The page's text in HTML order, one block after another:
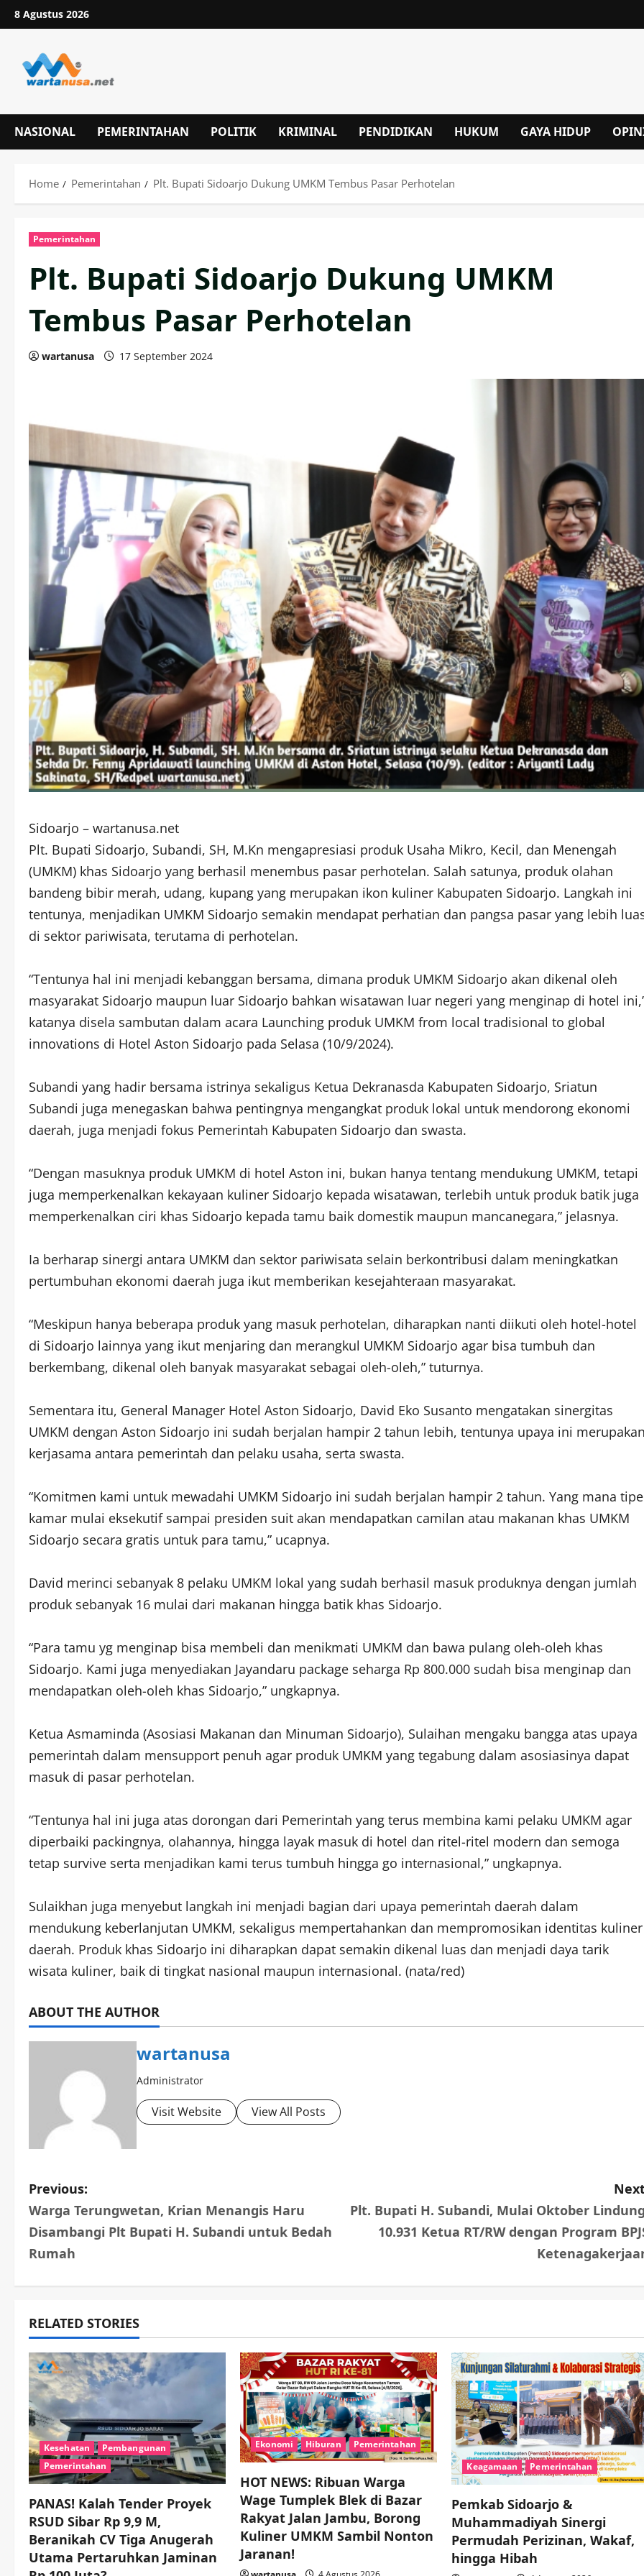
Skip
to
8 Agustus 2026
NASIONAL PEMERINTAHAN POLITIK KRIMINAL PENDIDIKAN HUKUM GAYA HIDUP
Home Pemerintahan Plt. Bupati Sidoarjo Dukung UMKM Tembus Pasar Perhotelan
Pemerintahan
Plt. Bupati Sidoarjo Dukung UMKM
Tembus Pasar Perhotelan
wartanusa 17 September 2024
Sidoarjo – wartanusa.net
Plt. Bupati Sidoarjo, Subandi, SH, M.Kn mengapresiasi produk Usaha Mikro, Kecil, dan Menengah
(UMKM) khas Sidoarjo yang berhasil menembus pasar perhotelan. Salah satunya, produk olahan
bandeng bibir merah, udang, kupang yang merupakan ikon kuliner Kabupaten Sidoarjo. Langkah ini
tentunya, menjadikan UMKM Sidoarjo semakin mendapat perhatian dan pangsa pasar yang lebih
di sektor pariwisata, terutama di perhotelan.
“Tentunya hal ini menjadi kebanggan bersama, dimana produk UMKM Sidoarjo akan dikenal oleh
masyarakat Sidoarjo maupun luar Sidoarjo bahkan wisatawan luar negeri yang menginap di hotel
katanya disela sambutan dalam acara Launching produk UMKM from local tradisional to global
innovations di Hotel Aston Sidoarjo pada Selasa (10/9/2024).
Subandi yang hadir bersama istrinya sekaligus Ketua Dekranasda Kabupaten Sidoarjo, Sriatun
Subandi juga menegaskan bahwa pentingnya mengangkat produk lokal untuk mendorong ekonomi
daerah, juga menjadi fokus Pemerintah Kabupaten Sidoarjo dan swasta.
“Dengan masuknya produk UMKM di hotel Aston ini, bukan hanya tentang mendukung UMKM, tetapi
juga memperkenalkan kekayaan kuliner Sidoarjo kepada wisatawan, terlebih untuk produk batik juga
memperkenalkan ciri khas Sidoarjo kepada tamu baik domestik maupun mancanegara,” jelasnya.
Ia berharap sinergi antara UMKM dan sektor pariwisata selain berkontribusi dalam meningkatkan
pertumbuhan ekonomi daerah juga ikut memberikan kesejahteraan masyarakat.
“Meskipun hanya beberapa produk yang masuk perhotelan, diharapkan nanti diikuti oleh hotel-hotel
di Sidoarjo lainnya yang ikut menjaring dan merangkul UMKM Sidoarjo agar bisa tumbuh dan
berkembang, dikenal oleh banyak masyarakat sebagai oleh-oleh,” tuturnya.
Sementara itu, General Manager Hotel Aston Sidoarjo, David Eko Susanto mengatakan sinergitas
UMKM dengan Aston Sidoarjo ini sudah berjalan hampir 2 tahun lebih, tentunya upaya ini merupakan
kerjasama antara pemerintah dan pelaku usaha, serta swasta.
“Komitmen kami untuk mewadahi UMKM Sidoarjo ini sudah berjalan hampir 2 tahun. Yang mana tipe
kamar mulai eksekutif sampai presiden suit akan mendapatkan camilan atau makanan khas UMKM
Sidoarjo secara gratis untuk para tamu,” ucapnya.
David merinci sebanyak 8 pelaku UMKM lokal yang sudah berhasil masuk produknya dengan jumlah
produk sebanyak 16 mulai dari makanan hingga batik khas Sidoarjo.
“Para tamu yg menginap bisa membeli dan menikmati UMKM dan bawa pulang oleh-oleh khas
Sidoarjo. Kami juga menyediakan Jayandaru package seharga Rp 800.000 sudah bisa menginap dan
mendapatkan oleh-oleh khas Sidoarjo,” ungkapnya.
Ketua Asmaminda (Asosiasi Makanan dan Minuman Sidoarjo), Sulaihan mengaku bangga atas upaya
pemerintah dalam mensupport penuh agar produk UMKM yang tegabung dalam asosiasinya dapat
masuk di pasar perhotelan.
“Tentunya hal ini juga atas dorongan dari Pemerintah yang terus membina kami pelaku UMKM agar
diperbaiki packingnya, olahannya, hingga layak masuk di hotel dan ritel-ritel modern dan semoga
tetap survive serta menjadikan kami terus tumbuh hingga go internasional,” ungkapnya.
Sulaikhan juga menyebut langkah ini menjadi bagian dari upaya pemerintah daerah dalam
mendukung keberlanjutan UMKM, sekaligus mempertahankan dan mempromosikan identitas kuliner
daerah. Produk khas Sidoarjo ini diharapkan dapat semakin dikenal luas dan menjadi daya tarik
wisata kuliner, baik di tingkat nasional maupun internasional. (nata/red)
ABOUT THE AUTHOR
wartanusa
Administrator
Visit Website View All Posts
P
o
s
t
n
a
v
i
g
a
t
i
o
Previous:
Warga Terungwetan, Krian Menangis Haru
Disambangi Plt Bupati H. Subandi untuk Bedah
Rumah
Plt. Bupati H. Subandi, Mulai Oktober
10.931 Ketua RT/RW dengan Program
RELATED STORIES
Kesehatan
Pembangunan
Pemerintahan
PANAS! Kalah Tender Proyek
RSUD Sibar Rp 9,9 M,
Beranikah CV Tiga Anugerah
Utama Pertaruhkan Jaminan
Ekonomi Hiburan Pemerintahan
HOT NEWS: Ribuan Warga
Wage Tumplek Blek di Bazar
Rakyat Jalan Jambu, Borong
Kuliner UMKM Sambil Nonton
Jaranan!
Keagamaan Pemerintahan
Pemkab Sidoarjo &
Muhammadiyah Sinergi
Permudah Perizinan, Wakaf,
hingga Hibah